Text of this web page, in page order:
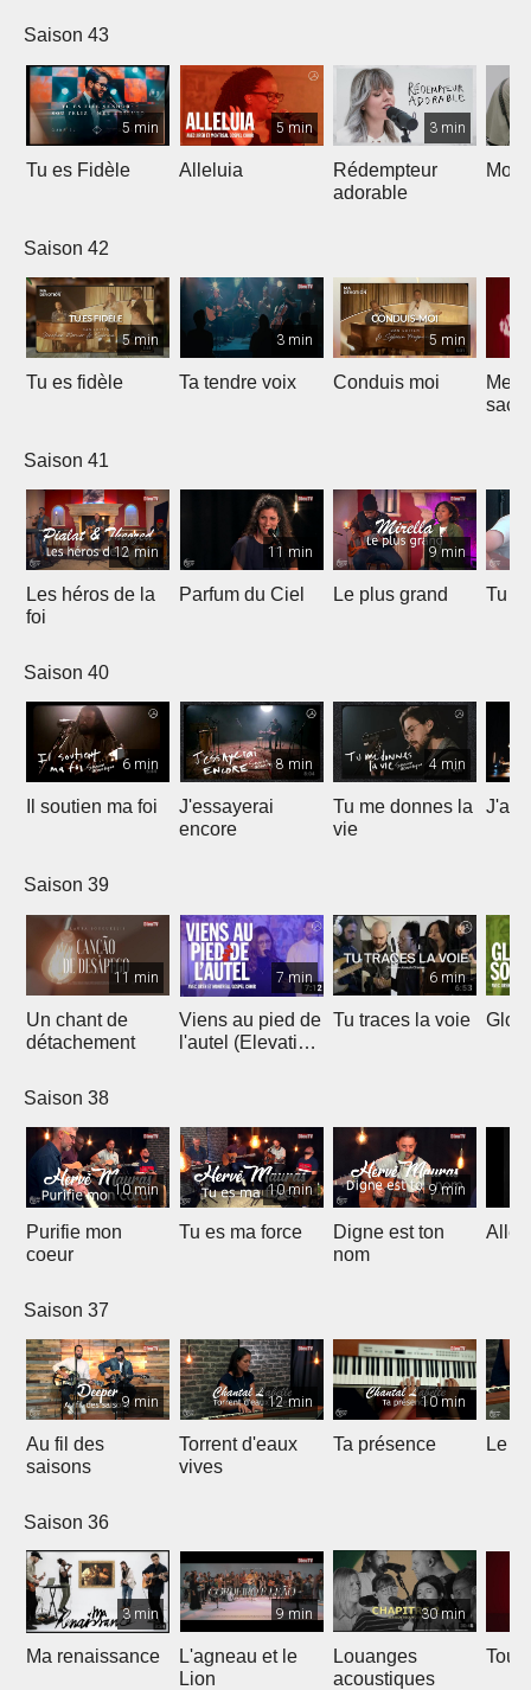
Saison 43
5 min
Tu es Fidèle
5 min
Alleluia
3 min
Rédempteur
adorable
Mon
Saison 42
5 min
Tu es fidèle
3 min
Ta tendre voix
5 min
Conduis moi
Saison 41
12 min
Les héros de la
foi
11 min
Parfum du Ciel
9 min
Le plus grand Tu
Saison 40
6 min
Il soutien ma foi
8 min
J'essayerai
encore
4 min
Tu me donnes la
vie
J'ai
Saison 39
11 min
Un chant de
détachement
7 min
Viens au pied de
l'autel (Elevation
6 min
Tu traces la voie
Saison 38
10 min
Purifie mon
coeur
10 min
Tu es ma force
9 min
Digne est ton
nom
Saison 37
9 min
Au fil des
saisons
12 min
Torrent d'eaux
vives
10 min
Ta présence Le
Saison 36
3 min
Ma renaissance
9 min
L'agneau et le
Lion
30 min
Louanges
acoustiques
Tout